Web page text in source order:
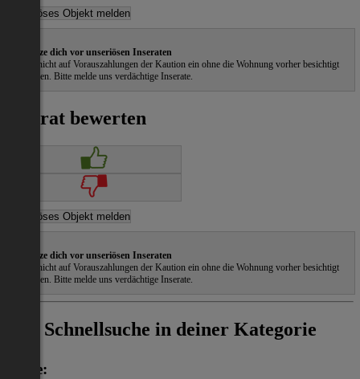
Schütze dich vor unseriösen Inseraten
Gehe nicht auf Vorauszahlungen der Kaution ein ohne die Wohnung vorher besichtigt
zu haben. Bitte melde uns verdächtige Inserate.
Inserat bewerten
Schütze dich vor unseriösen Inseraten
Gehe nicht auf Vorauszahlungen der Kaution ein ohne die Wohnung vorher besichtigt
zu haben. Bitte melde uns verdächtige Inserate.
Schnellsuche in deiner Kategorie
Miete: